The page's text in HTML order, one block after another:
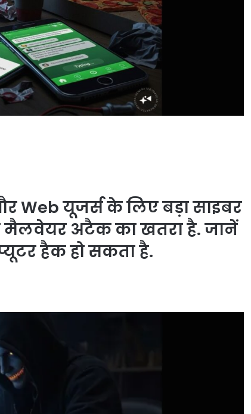
Web यूजर्स के लिए बड़ा साइबर
मैलवेयर अटैक का खतरा है. जानें
हैक हो सकता है.